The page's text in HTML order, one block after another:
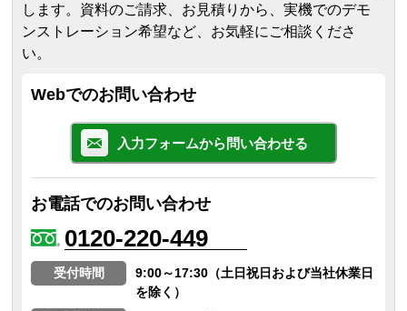
します。 資料のご請求、お見積りから、実機でのデモ
ンストレーション希望など、お気軽にご相談くださ
い。
Webでのお問い合わせ
入力フォームから問い合わせる
お電話でのお問い合わせ
0120-220-449
受付時間
9:00～17:30（土日祝日および当社休業日
を除く）